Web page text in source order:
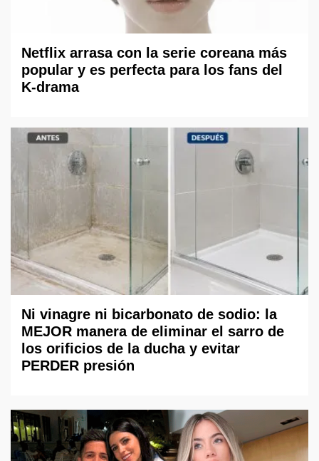
Netflix arrasa con la serie coreana más
popular y es perfecta para los fans del
K-drama
Ni vinagre ni bicarbonato de sodio: la
MEJOR manera de eliminar el sarro de
los orificios de la ducha y evitar
PERDER presión